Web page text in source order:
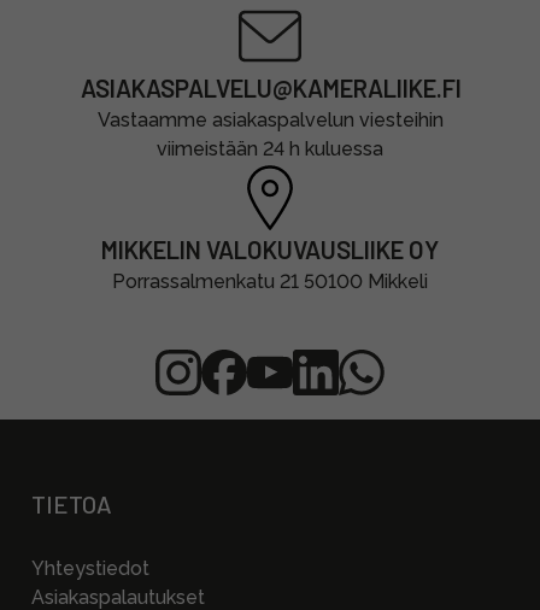
ASIAKASPALVELU@KAMERALIIKE.FI
Vastaamme asiakaspalvelun viesteihin
viimeistään 24 h kuluessa
MIKKELIN VALOKUVAUSLIIKE OY
Porrassalmenkatu 21 50100 Mikkeli
TIETOA
Yhteystiedot
Asiakaspalautukset